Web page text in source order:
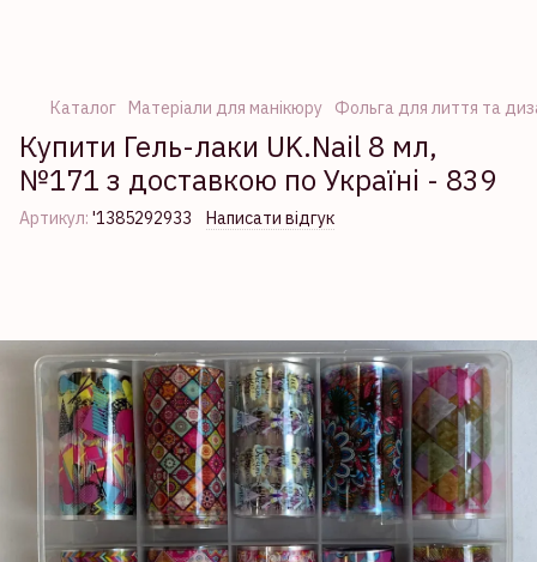
Каталог Матеріали для манікюру Фольга для лиття та
Купити Гель-лаки UK.Nail 8 мл,
№171 з доставкою по Україні - 839
Артикул: '1385292933 Написати відгук